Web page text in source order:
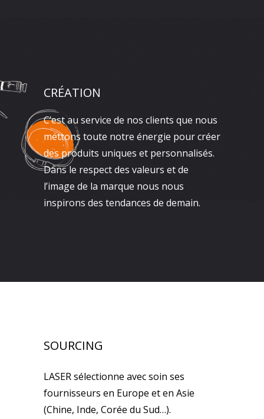
CRÉATION
C’est au service de nos clients que nous
mettons toute notre énergie pour créer
des produits uniques et personnalisés.
Dans le respect des valeurs et de
l’image de la marque nous nous
inspirons des tendances de demain.
SOURCING
LASER sélectionne avec soin ses
fournisseurs en Europe et en Asie
(Chine, Inde, Corée du Sud…).